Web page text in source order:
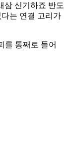
삼 신기하죠 반도
는 연결 고리가